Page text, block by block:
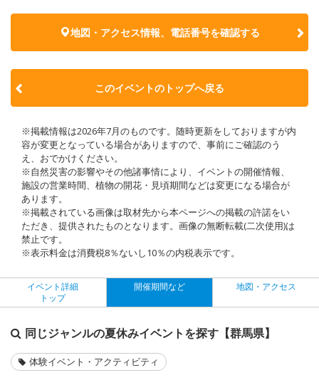
地図・アクセス情報、電話番号を確認する
このイベントのトップへ戻る
※掲載情報は2026年7月のものです。随時更新をしておりますが内
容が変更となっている場合がありますので、事前にご確認のう
え、おでかけください。
※自然災害の影響やその他諸事情により、イベントの開催情報、
施設の営業時間、植物の開花・見頃期間などは変更になる場合が
あります。
※掲載されている画像は取材先から本ページへの掲載の許諾をい
ただき、提供されたものとなります。画像の無断転載(二次使用)は
禁止です。
※表示料金は消費税8％ないし10％の内税表示です。
イベント詳細
トップ
開催期間など 地図・アクセス
同じジャンルの夏休みイベントを探す【群馬県】
体験イベント・アクティビティ